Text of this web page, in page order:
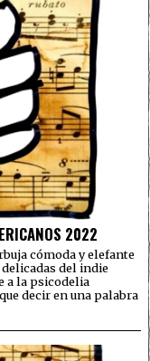
2022
cómoda y elefante
del indie
a la psicodelia
decir en una palabra